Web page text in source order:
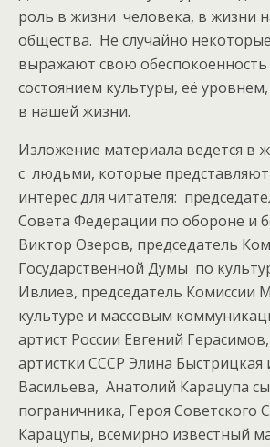
роль в жизни человека, в жизни
общества. Не случайно
выражают свою
состоянием культуры, её
в нашей жизни.
Изложение материала ведется в
с людьми, которые
интерес для читателя:
Совета Федерации по обороне и
Виктор Озеров, председатель
Государственной Думы по
Ивлиев, председатель Комиссии
культуре и массовым
артист России Евгений
артистки СССР Элина Быстрицкая
Васильева, Анатолий Карацупа
пограничника, Героя Советского
Карацупы, всемирно известный